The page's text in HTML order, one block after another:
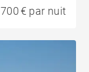
€ par nuit